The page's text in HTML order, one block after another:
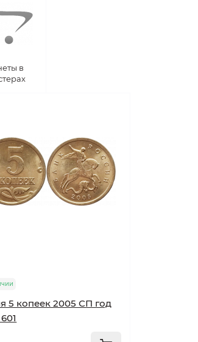
в
5 копеек 2005 СП год